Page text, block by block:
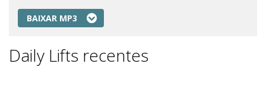
BAIXAR MP3
Daily Lifts recentes